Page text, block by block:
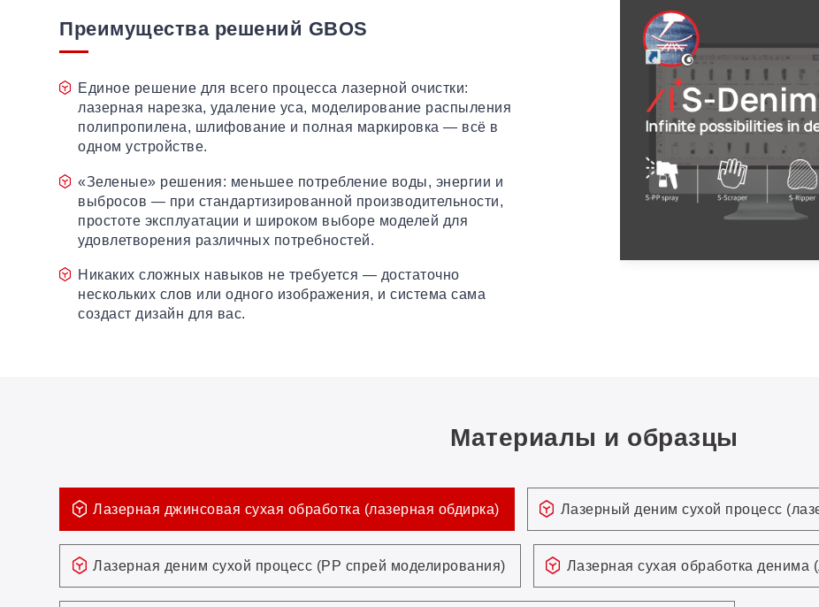
Преимущества решений GBOS
Единое решение для всего процесса лазерной очистки:
лазерная нарезка, удаление уса, моделирование распыления
полипропилена, шлифование и полная маркировка — всё в
одном устройстве.
«Зеленые» решения: меньшее потребление воды, энергии и
выбросов — при стандартизированной производительности,
простоте эксплуатации и широком выборе моделей для
удовлетворения различных потребностей.
Никаких сложных навыков не требуется — достаточно
нескольких слов или одного изображения, и система сама
создаст дизайн для вас.
Материалы и образцы
Лазерная джинсовая сухая обработка (лазерная обдирка) Лазерный деним сухой процесс
Лазерная деним сухой процесс (PP спрей моделирования) Лазерная сухая обработка денима